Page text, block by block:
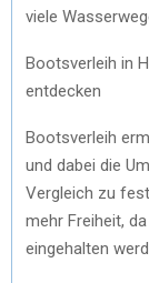
viele
Bootsverleih in
entdecken
Bootsverleih
und dabei die
Vergleich zu
mehr Freiheit,
eingehalten